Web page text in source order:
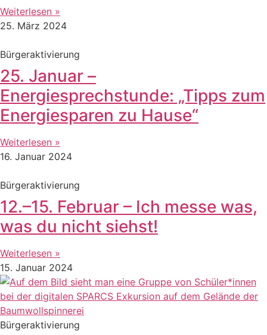
Weiterlesen »
25. März 2024
Bürgeraktivierung
25. Januar –
Energiesprechstunde: „Tipps zum
Energiesparen zu Hause“
Weiterlesen »
16. Januar 2024
Bürgeraktivierung
12.–15. Februar – Ich messe was,
was du nicht siehst!
Weiterlesen »
15. Januar 2024
Bürgeraktivierung